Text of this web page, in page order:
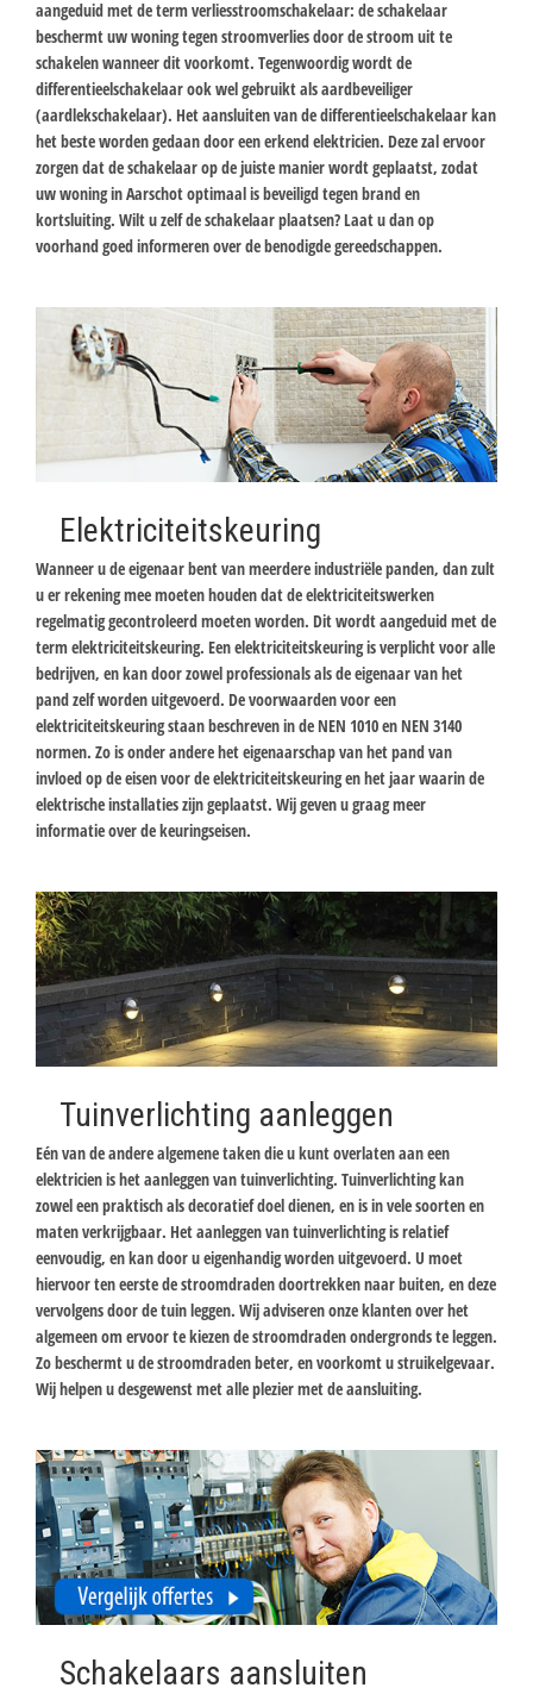
aangeduid met de term verliesstroomschakelaar: de schakelaar
beschermt uw woning tegen stroomverlies door de stroom uit te
schakelen wanneer dit voorkomt. Tegenwoordig wordt de
differentieelschakelaar ook wel gebruikt als aardbeveiliger
(aardlekschakelaar). Het aansluiten van de differentieelschakelaar kan
het beste worden gedaan door een erkend elektricien. Deze zal ervoor
zorgen dat de schakelaar op de juiste manier wordt geplaatst, zodat
uw woning in Aarschot optimaal is beveiligd tegen brand en
kortsluiting. Wilt u zelf de schakelaar plaatsen? Laat u dan op
voorhand goed informeren over de benodigde gereedschappen.
Elektriciteitskeuring
Wanneer u de eigenaar bent van meerdere industriële panden, dan zult
u er rekening mee moeten houden dat de elektriciteitswerken
regelmatig gecontroleerd moeten worden. Dit wordt aangeduid met de
term elektriciteitskeuring. Een elektriciteitskeuring is verplicht voor alle
bedrijven, en kan door zowel professionals als de eigenaar van het
pand zelf worden uitgevoerd. De voorwaarden voor een
elektriciteitskeuring staan beschreven in de NEN 1010 en NEN 3140
normen. Zo is onder andere het eigenaarschap van het pand van
invloed op de eisen voor de elektriciteitskeuring en het jaar waarin de
elektrische installaties zijn geplaatst. Wij geven u graag meer
informatie over de keuringseisen.
Tuinverlichting aanleggen
Eén van de andere algemene taken die u kunt overlaten aan een
elektricien is het aanleggen van tuinverlichting. Tuinverlichting kan
zowel een praktisch als decoratief doel dienen, en is in vele soorten en
maten verkrijgbaar. Het aanleggen van tuinverlichting is relatief
eenvoudig, en kan door u eigenhandig worden uitgevoerd. U moet
hiervoor ten eerste de stroomdraden doortrekken naar buiten, en deze
vervolgens door de tuin leggen. Wij adviseren onze klanten over het
algemeen om ervoor te kiezen de stroomdraden ondergronds te leggen.
Zo beschermt u de stroomdraden beter, en voorkomt u struikelgevaar.
Wij helpen u desgewenst met alle plezier met de aansluiting.
Schakelaars aansluiten